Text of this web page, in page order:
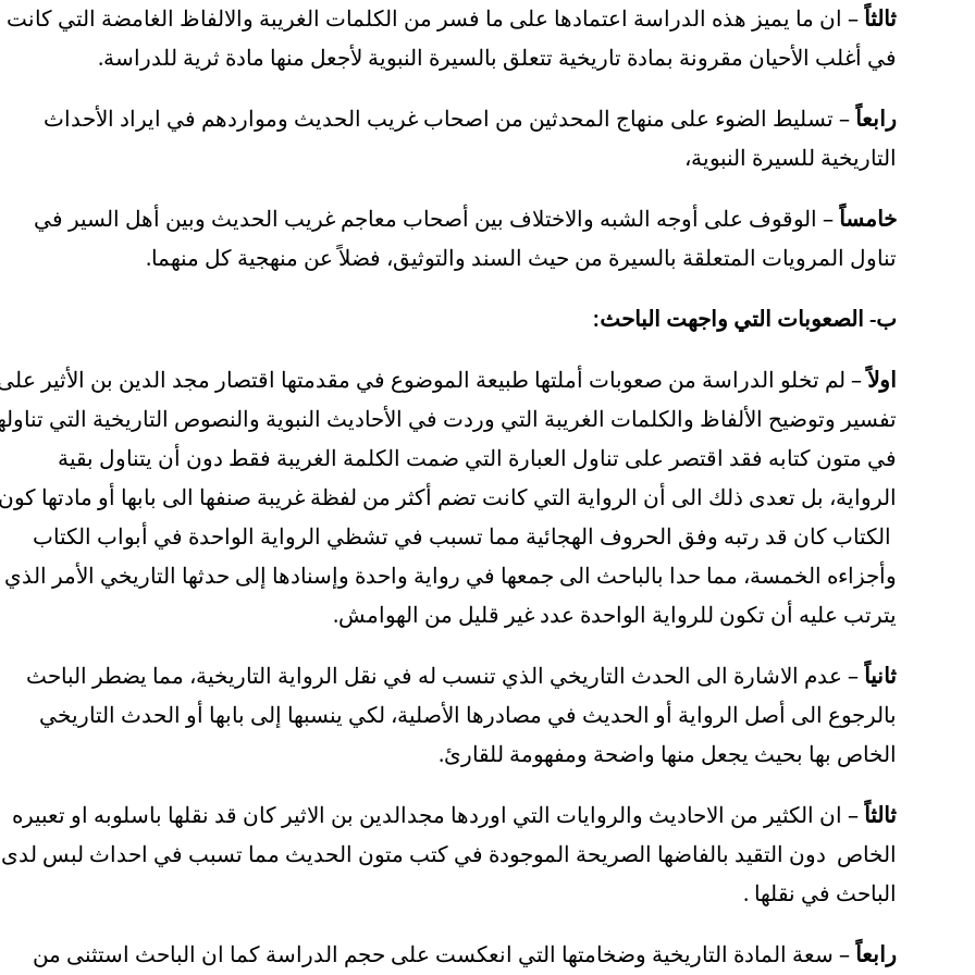
ثالثاً– ان ما يميز هذه الدراسة اعتمادها على ما فسر من الكلمات الغريبة والالفاظ الغامضة التي كانت
في أغلب الأحيان مقرونة بمادة تاريخية تتعلق بالسيرة النبوية لأجعل منها مادة ثرية للدراسة.
رابعاً– تسليط الضوء على منهاج المحدثين من اصحاب غريب الحديث ومواردهم في ايراد الأحداث
التاريخية للسيرة النبوية،
خامساً– الوقوف على أوجه الشبه والاختلاف بين أصحاب معاجم غريب الحديث وبين أهل السير في
تناول المرويات المتعلقة بالسيرة من حيث السند والتوثيق، فضلاً عن منهجية كل منهما.
ب- الصعوبات التي واجهت الباحث:
اولاً– لم تخلو الدراسة من صعوبات أملتها طبيعة الموضوع في مقدمتها اقتصار مجد الدين بن الأثير
تفسير وتوضيح الألفاظ والكلمات الغريبة التي وردت في الأحاديث النبوية والنصوص التاريخية التي
في متون كتابه فقد اقتصر على تناول العبارة التي ضمت الكلمة الغريبة فقط دون أن يتناول بقية
الرواية، بل تعدى ذلك الى أن الرواية التي كانت تضم أكثر من لفظة غريبة صنفها الى بابها أو مادتها
الكتاب كان قد رتبه وفق الحروف الهجائية مما تسبب في تشظي الرواية الواحدة في أبواب الكتاب
وأجزاءه الخمسة، مما حدا بالباحث الى جمعها في رواية واحدة وإسنادها إلى حدثها التاريخي الأمر الذي
يترتب عليه أن تكون للرواية الواحدة عدد غير قليل من الهوامش.
ثانياً– عدم الاشارة الى الحدث التاريخي الذي تنسب له في نقل الرواية التاريخية، مما يضطر الباحث
بالرجوع الى أصل الرواية أو الحديث في مصادرها الأصلية، لكي ينسبها إلى بابها أو الحدث التاريخي
الخاص بها بحيث يجعل منها واضحة ومفهومة للقارئ.
ثالثاً– ان الكثير من الاحاديث والروايات التي اوردها مجدالدين بن الاثير كان قد نقلها باسلوبه او تعبيره
الخاص دون التقيد بالفاضها الصريحة الموجودة في كتب متون الحديث مما تسبب في احداث لبس لدى
الباحث في نقلها .
رابعاً– سعة المادة التاريخية وضخامتها التي انعكست على حجم الدراسة كما ان الباحث استثنى من